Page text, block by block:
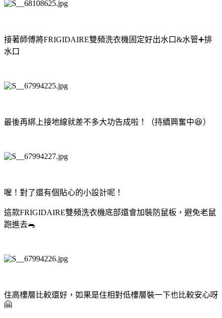
接著師傅將FRIGIDAIRE雙頻洗衣機固定好出水口&水管➕排
水口
最後再綁上接地線就差不多大功告成啦！（持續興奮中😆）
喔！對了還有個貼心的小設計呢！
這款FRIGIDAIRE雙頻洗衣機底部還會加裝防鼠板，避免老鼠
跑進去🐀
住高樓層比較還好，如果是住相對低樓層裝一下也比較安心呀
🤗